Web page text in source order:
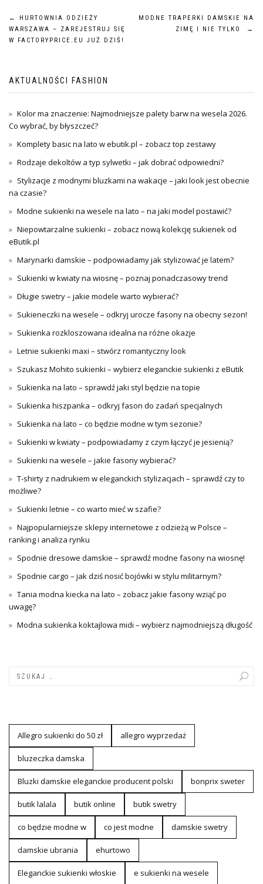
Nawigacja
wpisu
←
HURTOWNIA ODZIEŻY
WARSZAWA – ZAREJESTRUJ SIĘ
W FACTORYPRICE.EU JUŻ DZIŚ!
MODNE TRAPERKI DAMSKIE NA
ZIMĘ I NIE TYLKO
→
AKTUALNOŚCI FASHION
Kolor ma znaczenie: Najmodniejsze palety barw na wesela 2026.
Co wybrać, by błyszczeć?
Komplety basic na lato w ebutik.pl – zobacz top zestawy
Rodzaje dekoltów a typ sylwetki – jak dobrać odpowiedni?
Stylizacje z modnymi bluzkami na wakacje – jaki look jest obecnie
na czasie?
Modne sukienki na wesele na lato – na jaki model postawić?
Niepowtarzalne sukienki – zobacz nową kolekcję sukienek od
eButik.pl
Marynarki damskie – podpowiadamy jak stylizować je latem?
Sukienki w kwiaty na wiosnę – poznaj ponadczasowy trend
Długie swetry – jakie modele warto wybierać?
Sukieneczki na wesele – odkryj urocze fasony na obecny sezon!
Sukienka rozkloszowana idealna na różne okazje
Letnie sukienki maxi – stwórz romantyczny look
Szukasz Mohito sukienki – wybierz eleganckie sukienki z eButik
Sukienka na lato – sprawdź jaki styl będzie na topie
Sukienka hiszpanka – odkryj fason do zadań specjalnych
Sukienka na lato – co będzie modne w tym sezonie?
Sukienki w kwiaty – podpowiadamy z czym łączyć je jesienią?
Sukienki na wesele – jakie fasony wybierać?
T-shirty z nadrukiem w eleganckich stylizacjach – sprawdź czy to
możliwe?
Sukienki letnie – co warto mieć w szafie?
Najpopularniejsze sklepy internetowe z odzieżą w Polsce –
ranking i analiza rynku
Spodnie dresowe damskie – sprawdź modne fasony na wiosnę!
Spodnie cargo – jak dziś nosić bojówki w stylu militarnym?
Tania modna kiecka na lato – zobacz jakie fasony wziąć po
uwagę?
Modna sukienka koktajlowa midi – wybierz najmodniejszą długość
Allegro sukienki do 50 zł allegro wyprzedaż
bluzeczka damska
Bluzki damskie eleganckie producent polski bonprix sweter
butik lalala butik online butik swetry
co będzie modne w co jest modne damskie swetry
damskie ubrania ehurtowo
Eleganckie sukienki włoskie e sukienki na wesele